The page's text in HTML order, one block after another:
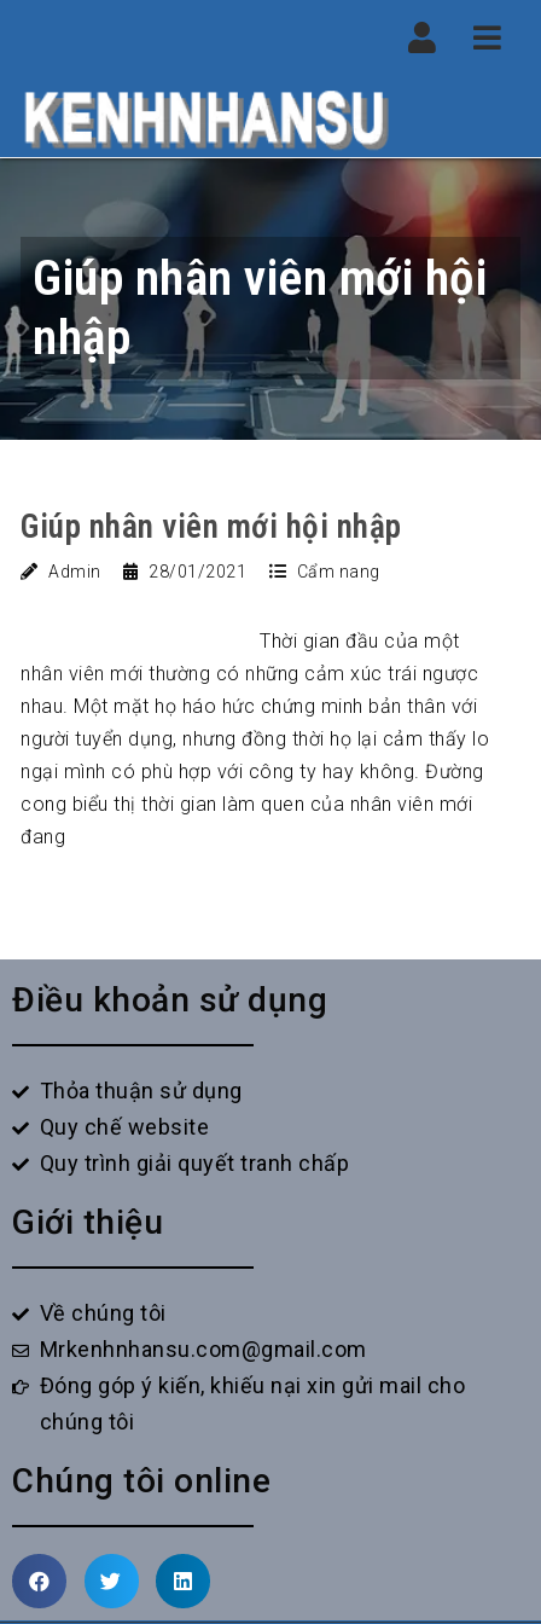
Giúp nhân viên mới hội
nhập
Giúp nhân viên mới hội nhập
Admin 28/01/2021 Cẩm nang
Thời gian đầu của một
nhân viên mới thường có những cảm xúc trái ngược
nhau. Một mặt họ háo hức chứng minh bản thân với
người tuyển dụng, nhưng đồng thời họ lại cảm thấy lo
ngại mình có phù hợp với công ty hay không. Đường
cong biểu thị thời gian làm quen của nhân viên mới
đang
Điều khoản sử dụng
Thỏa thuận sử dụng
Quy chế website
Quy trình giải quyết tranh chấp
Giới thiệu
Về chúng tôi
Mrkenhnhansu.com@gmail.com
Đóng góp ý kiến, khiếu nại xin gửi mail cho
chúng tôi
Chúng tôi online